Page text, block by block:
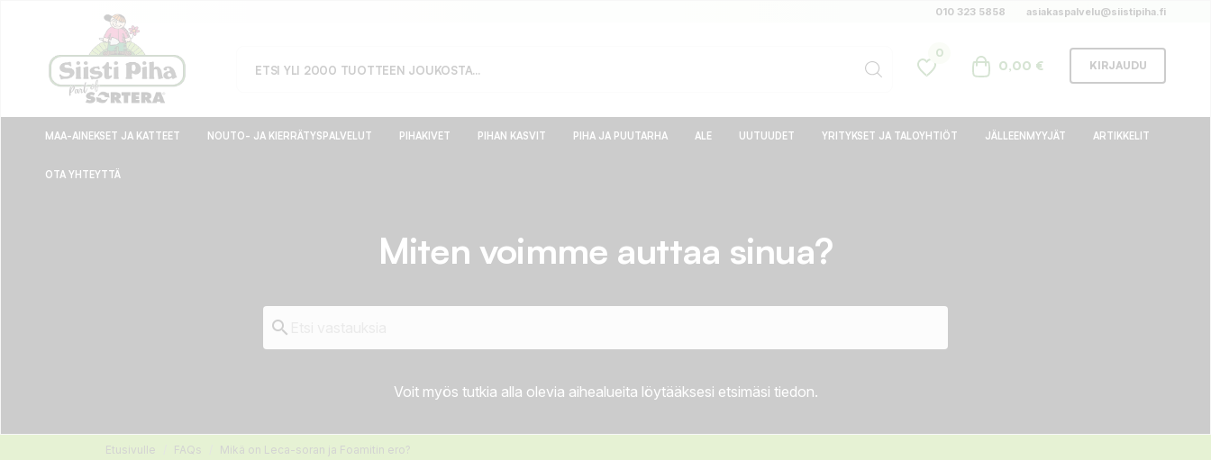
010 323 5858 asiakaspalvelu@siistipiha.fi
0
0,00 € KIRJAUDU
MAA-AINEKSET JA KATTEET NOUTO- JA KIERRÄTYSPALVELUT PIHAKIVET PIHAN KASVIT PIHA JA PUUTARHA ALE UUTUUDET YRITYKSET JA TALOYHTIÖT JÄLLEENMYYJÄT ARTIKKELIT
OTA YHTEYTTÄ
Miten voimme auttaa sinua?

Voit myös tutkia alla olevia aihealueita löytääksesi etsimäsi tiedon.
Etusivulle FAQs Mikä on Leca-soran ja Foamitin ero?